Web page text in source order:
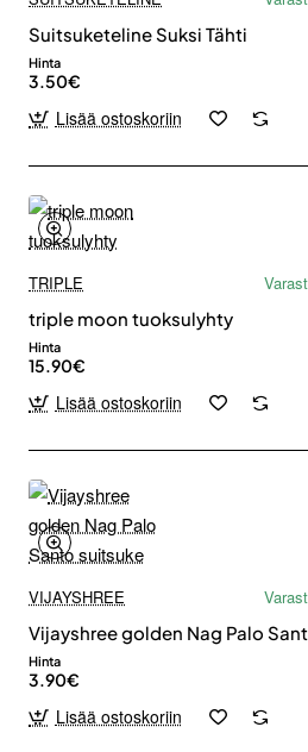
Suitsuketeline Suksi Tähti
Hinta
3.50€
Lisää ostoskoriin
TRIPLE
triple moon tuoksulyhty
Hinta
15.90€
Lisää ostoskoriin
VIJAYSHREE
Vijayshree golden Nag Palo
Hinta
3.90€
Lisää ostoskoriin